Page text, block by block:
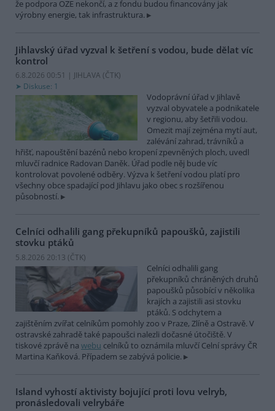
že podpora OZE nekončí, a z fondu budou financovány jak
výrobny energie, tak infrastruktura.
Jihlavský úřad vyzval k šetření s vodou, bude dělat víc
kontrol
6.8.2026 00:51 | JIHLAVA (ČTK)
Diskuse: 1
Vodoprávní úřad v Jihlavě
vyzval obyvatele a podnikatele
v regionu, aby šetřili vodou.
Omezit mají zejména mytí aut,
zalévání zahrad, trávníků a
hřišť, napouštění bazénů nebo kropení zpevněných ploch, uvedl
mluvčí radnice Radovan Daněk. Úřad podle něj bude víc
kontrolovat povolené odběry. Výzva k šetření vodou platí pro
všechny obce spadající pod Jihlavu jako obec s rozšířenou
působností.
Celníci odhalili gang překupníků papoušků, zajistili
stovku ptáků
5.8.2026 20:13 (ČTK)
Celníci odhalili gang
překupníků chráněných druhů
papoušků působící v několika
krajích a zajistili asi stovku
ptáků. S odchytem a
zajištěním zvířat celníkům pomohly zoo v Praze, Zlíně a Ostravě. V
ostravské zahradě také papoušci nalezli dočasné útočiště. V
tiskové zprávě na webu celníků to oznámila mluvčí Celní správy ČR
Martina Kaňková. Případem se zabývá policie.
Island vyhostí aktivisty bojující proti lovu velryb,
pronásledovali velrybáře